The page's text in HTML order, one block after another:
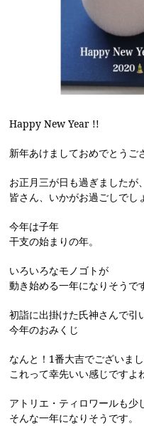
Happy New Year !!
新年あけましておめでとうご
お正月三が日も過ぎましたが、
皆さん、いかがお過ごしでし
今年は子年
干支の始まりの年。
いろいろなモノゴトが
動き始める一年になりそうで
初詣に出掛けた氏神さんで引
今年のおみくじ
なんと！1番大吉でございまし
これって幸先いい感じです
アトリエ・ティロワールも少
そんな一年になりそうです。